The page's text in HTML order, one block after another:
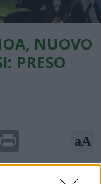
NUOVO
PRESO
Email aA